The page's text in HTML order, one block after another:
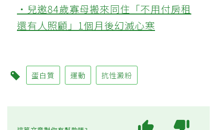
‧兒邀84歲寡母搬來同住「不用付房租
還有人照顧」1個月後幻滅心寒
蛋白質 運動 抗性澱粉